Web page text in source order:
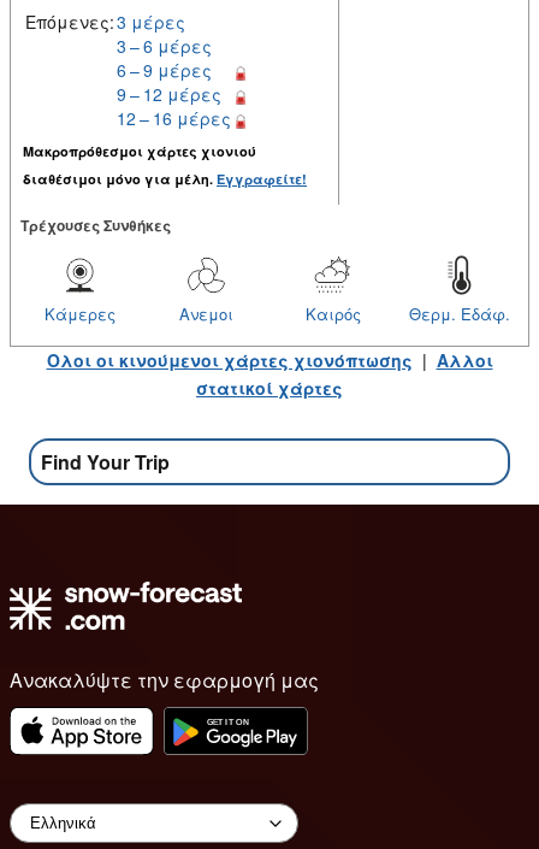
Επόμενες:3 μέρες
3 – 6 μέρες
6 – 9 μέρες
9 – 12 μέρες
12 – 16 μέρες
Μακροπρόθεσμοι χάρτες χιονιού
διαθέσιμοι μόνο για μέλη. Εγγραφείτε!
Tρέχουσες Συνθήκες
Θερμ. Εδάφ.
Καιρός
Ανεμοι
Κάμερες
Ολοι οι κινούμενοι χάρτες χιονόπτωσης | Αλλοι
στατικοί χάρτες
Find Your Trip
Ανακαλύψτε την εφαρμογή μας